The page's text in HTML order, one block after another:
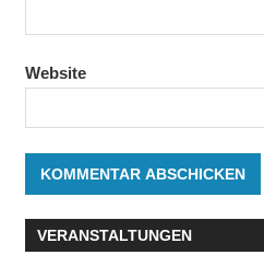
Website
VERANSTALTUNGEN